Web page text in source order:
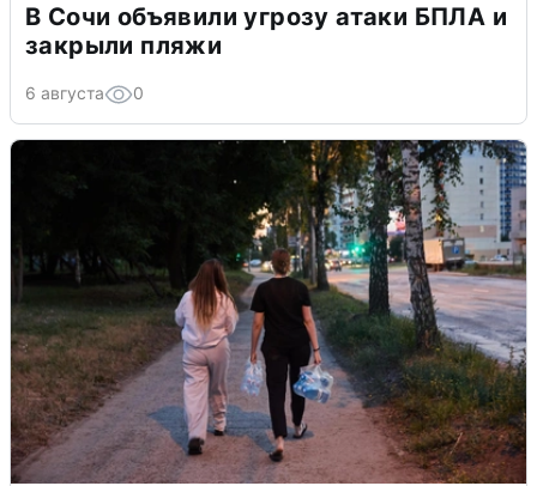
В Сочи объявили угрозу атаки БПЛА и
закрыли пляжи
6 августа 0